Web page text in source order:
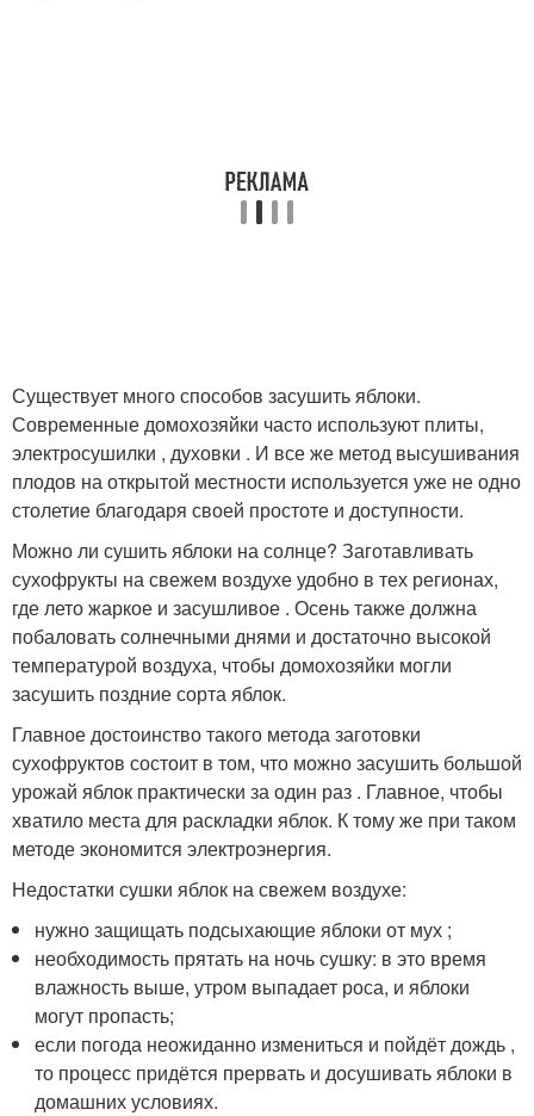
Существует много способов засушить яблоки.
Современные домохозяйки часто используют плиты,
электросушилки , духовки . И все же метод высушивания
плодов на открытой местности используется уже не одно
столетие благодаря своей простоте и доступности.
Можно ли сушить яблоки на солнце? Заготавливать
сухофрукты на свежем воздухе удобно в тех регионах,
где лето жаркое и засушливое . Осень также должна
побаловать солнечными днями и достаточно высокой
температурой воздуха, чтобы домохозяйки могли
засушить поздние сорта яблок.
Главное достоинство такого метода заготовки
сухофруктов состоит в том, что можно засушить большой
урожай яблок практически за один раз . Главное, чтобы
хватило места для раскладки яблок. К тому же при таком
методе экономится электроэнергия.
Недостатки сушки яблок на свежем воздухе:
нужно защищать подсыхающие яблоки от мух ;
необходимость прятать на ночь сушку: в это время
влажность выше, утром выпадает роса, и яблоки
могут пропасть;
если погода неожиданно измениться и пойдёт дождь ,
то процесс придётся прервать и досушивать яблоки в
домашних условиях.